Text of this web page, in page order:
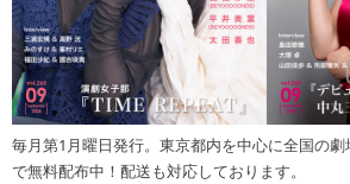
毎月第1月曜日発行。東京都内を中心に全国の劇
で無料配布中！配送も対応しております。